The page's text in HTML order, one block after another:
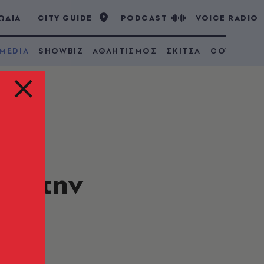
CITY GUIDE PODCAST VOICE RADIO
SHOWBIZ ΑΘΛΗΤΙΣΜΟΣ ΣΚΙΤΣΑ COVID 19
την